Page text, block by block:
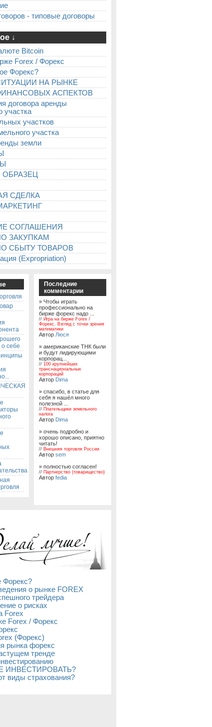
- типовые договоры
↓
Bitcoin
Forex / Форекс
Форекс?
НА РЫНКЕ
АСПЕКТОВ
договора аренды
участка
участков
участка
земли
СДЕЛКА
СОГЛАШЕНИЯ
ЗАКУПКАМ
СБЫТУ ТОВАРОВ
(Expropriation)
себе
Последние
комментарии
» Чтобы играть
профессионально на
бирже форекс надо ...
// Игра на бирже Forex /
Форекс. Взгляд с точки зрения
математики
Автор Люся
» американские ТНК были
и будут лидирующими
корпорац...
// 100 крупнейших
транснациональных
корпораций
Автор Dima
» спасибо, в статье для
себя я нашёл много
полезной ...
// Плательщики земельного
налога
Автор Dima
» очень подробно и
хорошо описано, приятно
читать!
// Внешняя торговля России
Автор sem
» полностью согласен!
// Партнерство (товарищество)
Автор fedia
Форекс?
о рынке FOREX
трейдера
о рисках
Forex
Forex / Форекс
(Форекс)
рынка форекс
тренде
ИНВЕСТИРОВАТЬ?
виды страхования?